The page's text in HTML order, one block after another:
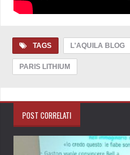
TAGS L'AQUILA BLOG
PARIS LITHIUM
POST CORRELATI